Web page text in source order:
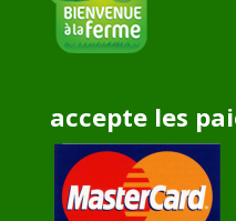
accepte les